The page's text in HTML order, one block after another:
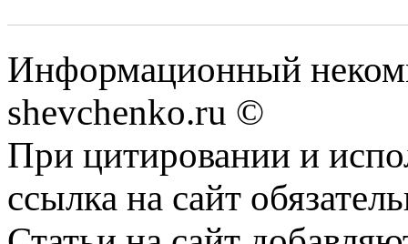
Информационный
shevchenko.ru ©
При цитировании и
ссылка на сайт